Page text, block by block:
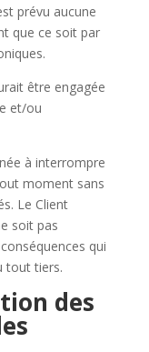
prévu aucune
que ce soit par
être engagée
et/ou
à interrompre
moment sans
Le Client
soit pas
qui
tout tiers.
des